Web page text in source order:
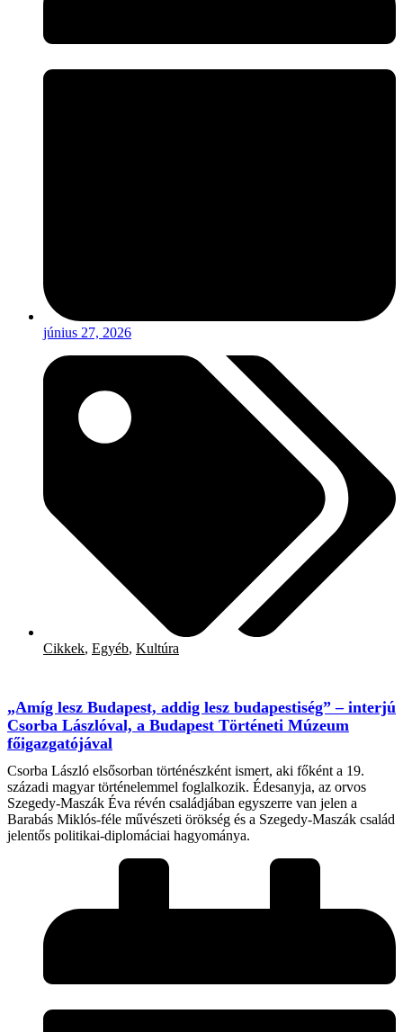
június 27, 2026
Cikkek, Egyéb, Kultúra
„Amíg lesz Budapest, addig lesz budapestiség” – interjú
Csorba Lászlóval, a Budapest Történeti Múzeum
főigazgatójával
Csorba László elsősorban történészként ismert, aki főként a 19.
századi magyar történelemmel foglalkozik. Édesanyja, az orvos
Szegedy-Maszák Éva révén családjában egyszerre van jelen a
Barabás Miklós-féle művészeti örökség és a Szegedy-Maszák család
jelentős politikai-diplomáciai hagyománya.